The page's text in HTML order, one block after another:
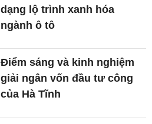
dạng lộ trình xanh hóa
ngành ô tô
Điểm sáng và kinh nghiệm
giải ngân vốn đầu tư công
của Hà Tĩnh